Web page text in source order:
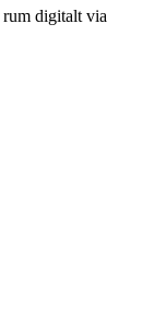
digitalt via